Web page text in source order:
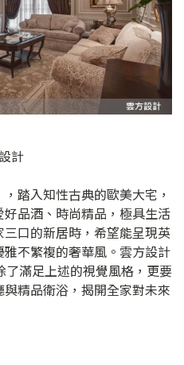
計
踏入知性古典的歐美大宅，
品酒、時尚精品，極具生活
口的新居時，希望能呈現英
不繁複的奢華風。雲方設計
滿足上述的視覺風格，更要
精品衛浴，揭開全家對未來